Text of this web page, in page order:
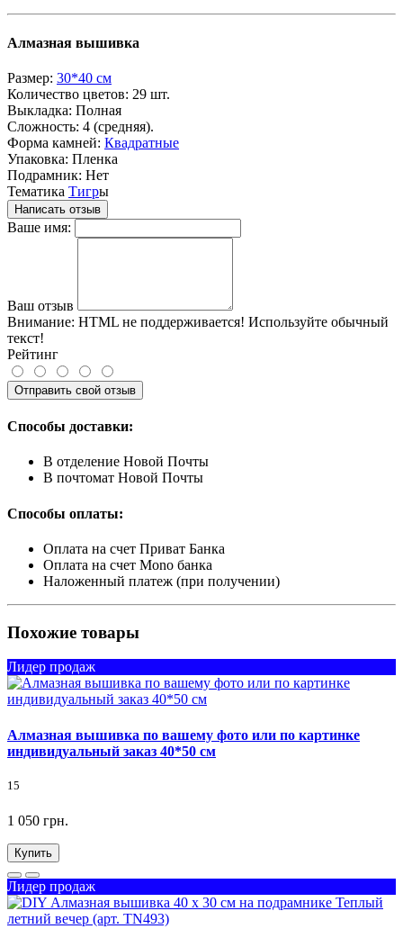
Алмазная вышивка
Размер: 30*40 см
Количество цветов: 29 шт.
Выкладка: Полная
Сложность: 4 (средняя).
Форма камней: Квадратные
Упаковка: Пленка
Подрамник: Нет
Тематика Тигры
Написать отзыв
Ваше имя:
Ваш отзыв
Внимание: HTML не поддерживается! Используйте обычный
текст!
Рейтинг
Отправить свой отзыв
Способы доставки:
В отделение Новой Почты
В почтомат Новой Почты
Способы оплаты:
Оплата на счет Приват Банка
Оплата на счет Mono банка
Наложенный платеж (при получении)
Похожие товары
Лидер продаж
Алмазная вышивка по вашему фото или по картинке
индивидуальный заказ 40*50 см
15
1 050 грн.
Купить
Лидер продаж